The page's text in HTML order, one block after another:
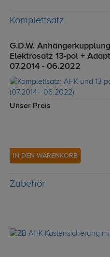
Komplettsatz
G.D.W.
Elektrosatz 13-pol +
07.2014 - 06.2022
Unser Preis
IN DEN WARENKORB
Zubehör